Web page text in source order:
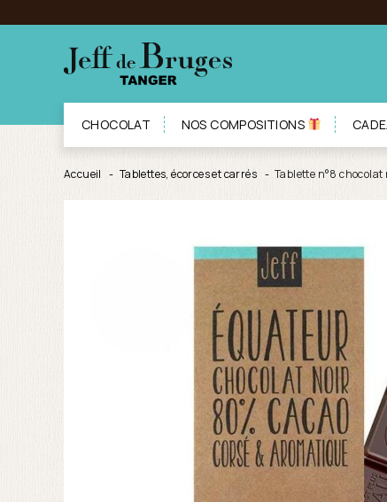
CHOCOLAT NOS COMPOSITIONS
Accueil Tablettes, écorces et carrés Tablette n°8